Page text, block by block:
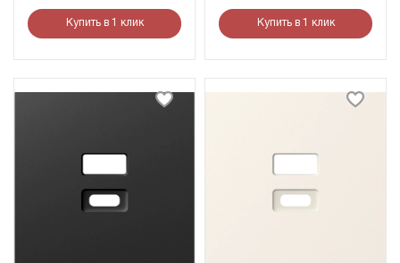
Купить в 1 клик Купить в 1 клик